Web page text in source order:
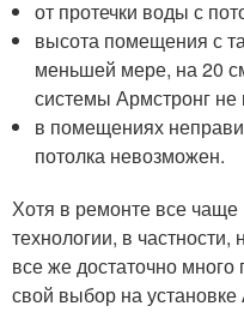
от протечки воды с
высота помещения с
меньшей мере, на 20
системы Армстронг не
в помещениях
потолка невозможен.
Хотя в ремонте все
технологии, в
все же достаточно
свой выбор на